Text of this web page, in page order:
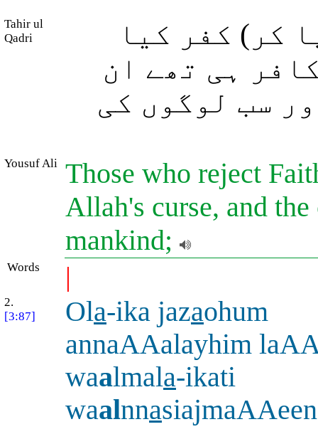
Tahir ul
Qadri
کر) کفر کیا
ہی تھے ان
سب لوگوں کی
Yousuf Ali Those who reject
Allah's curse, and
mankind;
Words |
2.
[3:87]
Ola-ika jazaohum
annaAAalayhim
waalmala-ikati
waalnnasiajmaAAeen